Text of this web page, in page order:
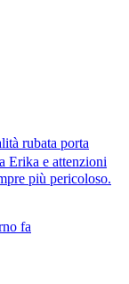
rubata porta
Erika e attenzioni
più pericoloso.
fa